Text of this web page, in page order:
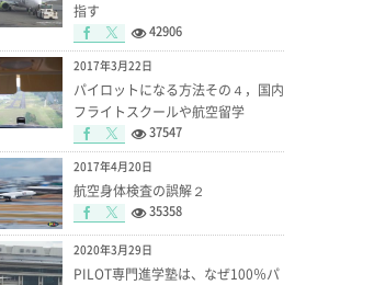
指す
42906
2017年3月22日
パイロットになる方法その４，国内
フライトスクールや航空留学
37547
2017年4月20日
航空身体検査の誤解２
35358
2020年3月29日
PILOT専門進学塾は、なぜ100％パ